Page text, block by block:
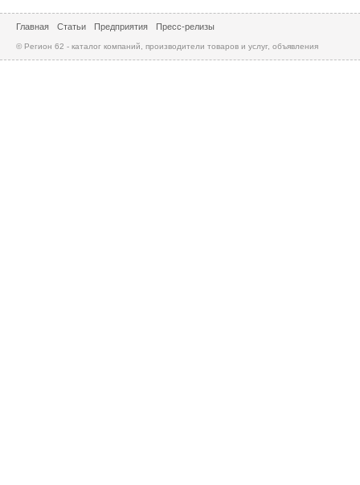
Главная Статьи Предприятия Пресс-релизы
© Регион 62 - каталог компаний, производители товаров и услуг, объявления